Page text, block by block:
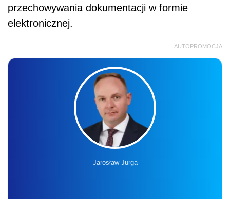
przechowywania dokumentacji w formie
elektronicznej.
AUTOPROMOCJA
Jarosław Jurga